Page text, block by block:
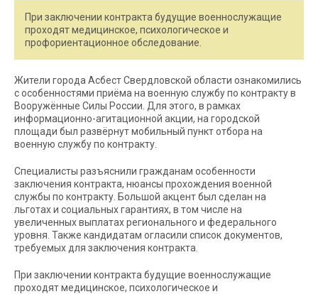
При заключении контракта будущие военнослужащие
проходят медицинское, психологическое и
профориентационное обследование.
Жители города Асбест Свердловской области ознакомились
с особенностями приёма на военную службу по контракту в
Вооружённые Силы России. Для этого, в рамках
информационно-агитационной акции, на городской
площади был развёрнут мобильный пункт отбора на
военную службу по контракту.
Специалисты разъяснили гражданам особенности
заключения контракта, нюансы прохождения военной
службы по контракту. Большой акцент был сделан на
льготах и социальных гарантиях, в том числе на
увеличенных выплатах регионального и федерального
уровня. Также кандидатам огласили список документов,
требуемых для заключения контракта.
При заключении контракта будущие военнослужащие
проходят медицинское, психологическое и